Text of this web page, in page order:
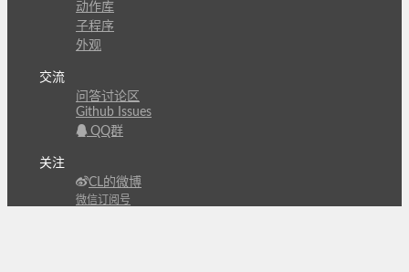
动作库
子程序
外观
交流
问答讨论区
Github Issues
QQ群
关注
CL的微博
微信订阅号